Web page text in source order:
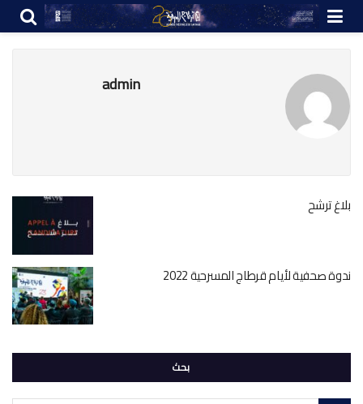
admin
بلاغ ترشح
ندوة صحفية لأيام قرطاج المسرحية 2022
بحث